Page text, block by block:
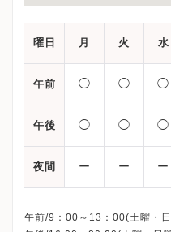
曜日 月 火 水
午前 ◯ ◯ ◯
午後 ◯ ◯ ◯
夜間 ー ー ー
午前/9：00～13：00(土曜・